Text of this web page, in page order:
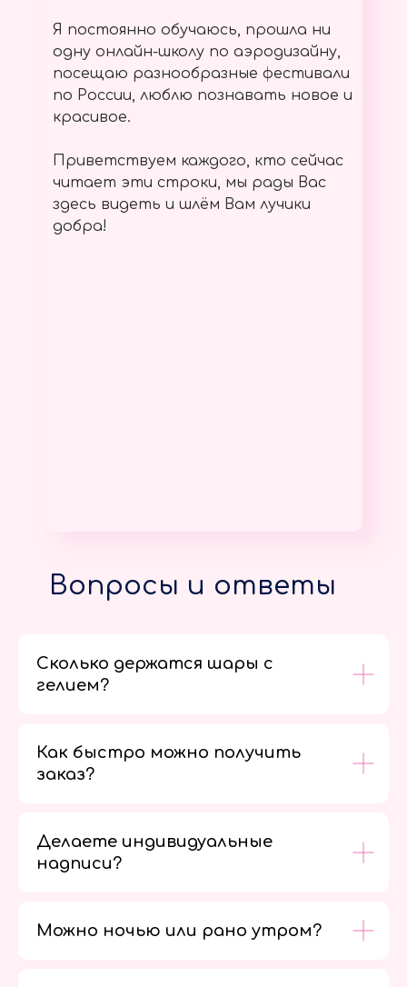
Я постоянно обучаюсь, прошла ни
одну онлайн-школу по аэродизайну,
посещаю разнообразные фестивали
по России, люблю познавать новое и
красивое.
Приветствуем каждого, кто сейчас
читает эти строки, мы рады Вас
здесь видеть и шлём Вам лучики
добра!
Вопросы и ответы
Сколько держатся шары с
гелием?
Как быстро можно получить
заказ?
Делаете индивидуальные
надписи?
Можно ночью или рано утром?